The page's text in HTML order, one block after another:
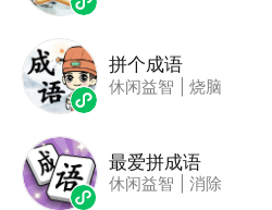
拼个成语
休闲益智 烧脑
最爱拼成语
休闲益智 消除